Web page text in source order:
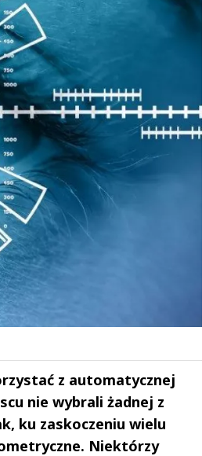
z automatycznej
nie wybrali żadnej z
ku zaskoczeniu wielu
Niektórzy